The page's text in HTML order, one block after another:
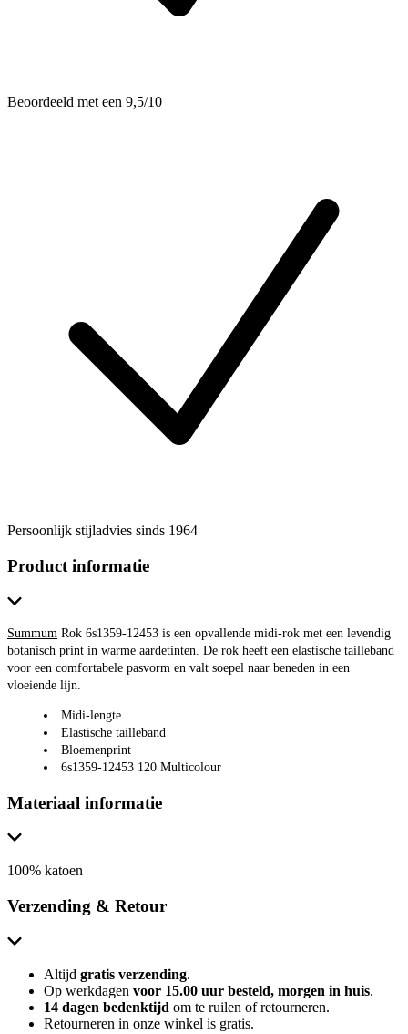
Beoordeeld met een 9,5/10
Persoonlijk stijladvies sinds 1964
Product informatie
Summum Rok 6s1359-12453 is een opvallende midi-rok met een levendig
botanisch print in warme aardetinten. De rok heeft een elastische tailleband
voor een comfortabele pasvorm en valt soepel naar beneden in een
vloeiende lijn.
Midi-lengte
Elastische tailleband
Bloemenprint
6s1359-12453 120 Multicolour
Materiaal informatie
100% katoen
Verzending & Retour
Altijd gratis verzending.
Op werkdagen voor 15.00 uur besteld, morgen in huis.
14 dagen bedenktijd om te ruilen of retourneren.
Retourneren in onze winkel is gratis.